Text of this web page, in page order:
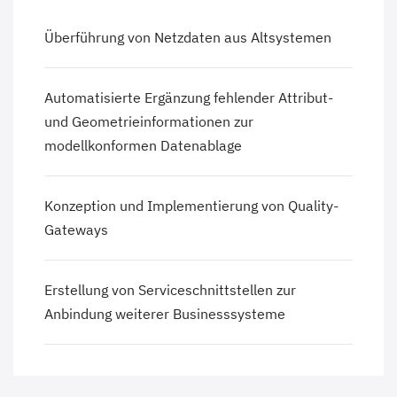
Überführung von Netzdaten aus Altsystemen
Automatisierte Ergänzung fehlender Attribut-
und Geometrieinformationen zur
modellkonformen Datenablage
Konzeption und Implementierung von Quality-
Gateways
Erstellung von Serviceschnittstellen zur
Anbindung weiterer Businesssysteme